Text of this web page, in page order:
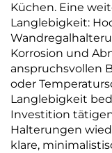
Küchen. Eine
Langlebigkeit:
Korrosion und
anspruchsvollen
oder
Langlebigkeit
Investition
Halterungen
klare,